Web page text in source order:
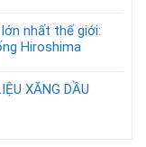
nhất thế giới:
Hiroshima
XĂNG DẦU